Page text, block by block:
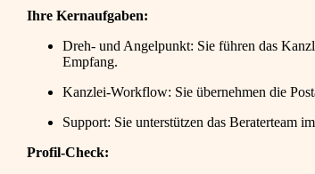
Ihre Kernaufgaben:
Dreh- und Angelpunkt: Sie führen das
Empfang.
Kanzlei-Workflow: Sie übernehmen die
Support: Sie unterstützen das Beraterteam
Profil-Check: